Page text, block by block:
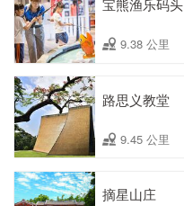
宝熊渔乐码头
9.38 公里
路思义教堂
9.45 公里
摘星山庄